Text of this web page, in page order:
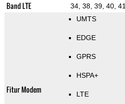
Band LTE 34, 38, 39, 40, 41
Fitur Modem
UMTS
EDGE
GPRS
HSPA+
LTE